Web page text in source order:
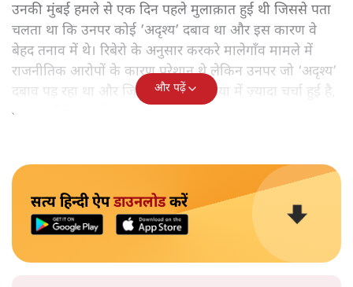
उनकी मुंबई हमले से एक दिन पहले मुलाक़ात हुई थी जिससे पता
चलता था कि उनपर कोई ’अदृश्य’ दबाव था और इस कारण वे
बेहद तनाव में थे। रिबेरो के अनुसार करकरे मालेगाँव मामले में
राजनीतिक आरोपों के कारण परेशान थे लेकिन उनपर जो ‘अदृश्य’
दबाव पड़ रहा था और जिसके बारे में मीडिया में ज़्यादा चर्चा हुई है,
वह राजनीतिक नहीं, सामाजिक था।
और पढ़ें
सत्य हिन्दी ऐपडाउनलोडकरें